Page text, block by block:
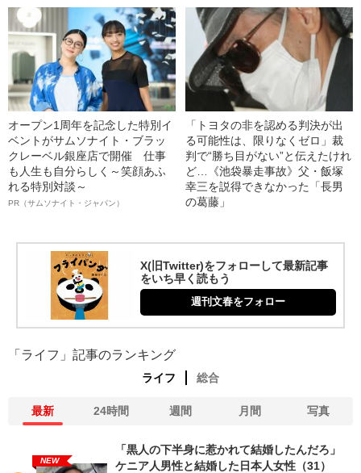
オープン1周年を記念した特別イ
ベントがサムソナイト・ブラッ
クレーベル銀座店で開催 仕事
も人生も自分らしく～笑顔あふ
れる特別対談～
PR（サムソナイト・ジャパン）
「トヨタの非を認める判決が出
る可能性は、限りなくゼロ」裁
判で“勝ち目がない”と伝えたけれ
ど…《池袋暴走事故》父・飯塚
幸三を説得できなかった「長男
の葛藤」
X(旧Twitter)をフォローして最新記事
をいち早く読もう
週刊文春をフォロー
「ライフ」記事のランキング
ライフ 総合
最新 24時間 週間 月間 写真
NEW
「黒人の下半身に惹かれて結婚したんだろ」
ケニア人男性と結婚した日本人女性（31）